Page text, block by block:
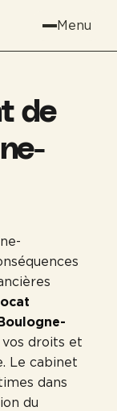
Menu
de
droits et
Le cabinet
dans
du